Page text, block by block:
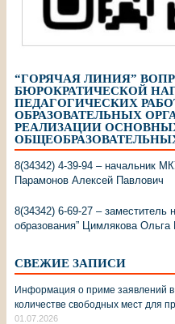
“ГОРЯЧАЯ ЛИНИЯ”
БЮРОКРАТИЧЕСКОЙ
ПЕДАГОГИЧЕСКИХ
ОБРАЗОВАТЕЛЬНЫХ
РЕАЛИЗАЦИИ
8(34342) 4-39-94 – начальник
Парамонов Алексей Павлович
8(34342) 6-69-27 – заместитель
образования” Цимлякова Ольга
СВЕЖИЕ ЗАПИСИ
Информация о приме заявлений в
количестве свободных мест для
01.07.2026